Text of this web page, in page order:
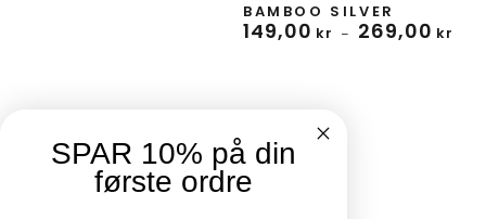
BAMBOO SILVER
Normal
149,00 kr 269,00 kr
SPAR 10% på din
første ordre